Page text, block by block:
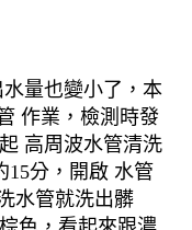
量也變小了，本
作業，檢測時發
高周波水管清洗
15分，開啟 水管
水管就洗出髒